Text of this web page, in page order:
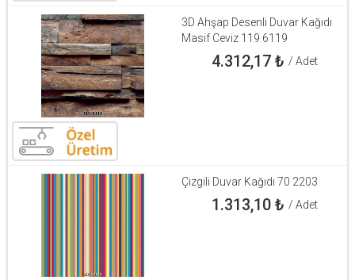
3D Ahşap Desenli Duvar Kağıdı
Masif Ceviz 119 6119
4.312,17₺ / Adet
Çizgili Duvar Kağıdı 70 2203
1.313,10₺ / Adet